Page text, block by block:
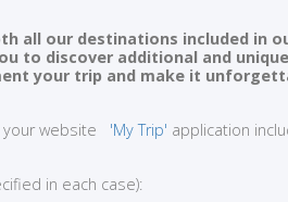
all our destinations included in
to discover additional and
your trip and make it
your website 'My Trip' application
in each case):